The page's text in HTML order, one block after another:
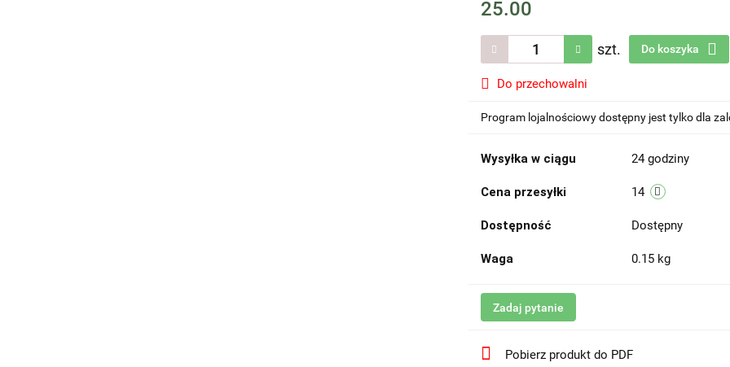
25.00
szt. Do koszyka
Do przechowalni
Program lojalnościowy dostępny jest tylko dla
Wysyłka w ciągu 24 godziny
Cena przesyłki 14
Dostępność Dostępny
Waga 0.15 kg
Zadaj pytanie
Pobierz produkt do PDF